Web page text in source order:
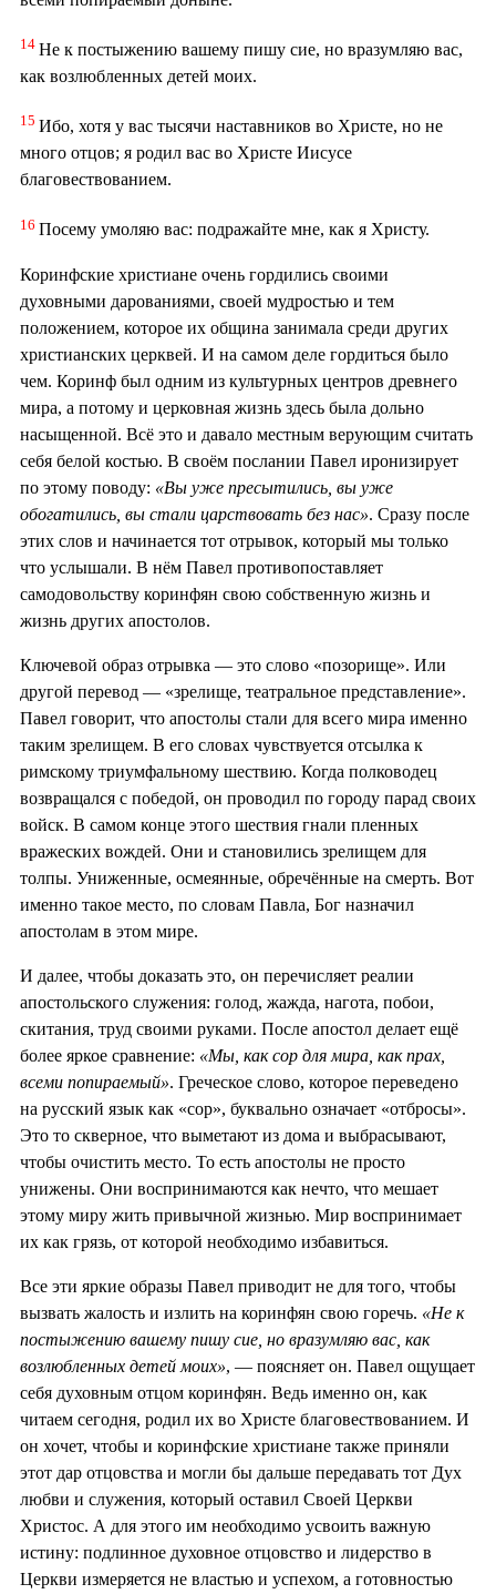
14 Не к постыжению вашему пишу сие, но вразумляю вас,
как возлюбленных детей моих.
15 Ибо, хотя у вас тысячи наставников во Христе, но не
много отцов; я родил вас во Христе Иисусе
благовествованием.
16 Посему умоляю вас: подражайте мне, как я Христу.
Коринфские христиане очень гордились своими
духовными дарованиями, своей мудростью и тем
положением, которое их община занимала среди других
христианских церквей. И на самом деле гордиться было
чем. Коринф был одним из культурных центров древнего
мира, а потому и церковная жизнь здесь была дольно
насыщенной. Всё это и давало местным верующим считать
себя белой костью. В своём послании Павел иронизирует
по этому поводу: «Вы уже пресытились, вы уже
обогатились, вы стали царствовать без нас». Сразу после
этих слов и начинается тот отрывок, который мы только
что услышали. В нём Павел противопоставляет
самодовольству коринфян свою собственную жизнь и
жизнь других апостолов.
Ключевой образ отрывка — это слово «позорище». Или
другой перевод — «зрелище, театральное представление».
Павел говорит, что апостолы стали для всего мира именно
таким зрелищем. В его словах чувствуется отсылка к
римскому триумфальному шествию. Когда полководец
возвращался с победой, он проводил по городу парад своих
войск. В самом конце этого шествия гнали пленных
вражеских вождей. Они и становились зрелищем для
толпы. Униженные, осмеянные, обречённые на смерть. Вот
именно такое место, по словам Павла, Бог назначил
апостолам в этом мире.
И далее, чтобы доказать это, он перечисляет реалии
апостольского служения: голод, жажда, нагота, побои,
скитания, труд своими руками. После апостол делает ещё
более яркое сравнение: «Мы, как сор для мира, как прах,
всеми попираемый». Греческое слово, которое переведено
на русский язык как «сор», буквально означает «отбросы».
Это то скверное, что выметают из дома и выбрасывают,
чтобы очистить место. То есть апостолы не просто
унижены. Они воспринимаются как нечто, что мешает
этому миру жить привычной жизнью. Мир воспринимает
их как грязь, от которой необходимо избавиться.
Все эти яркие образы Павел приводит не для того, чтобы
вызвать жалость и излить на коринфян свою горечь. «Не к
постыжению вашему пишу сие, но вразумляю вас, как
возлюбленных детей моих», — поясняет он. Павел ощущает
себя духовным отцом коринфян. Ведь именно он, как
читаем сегодня, родил их во Христе благовествованием. И
он хочет, чтобы и коринфские христиане также приняли
этот дар отцовства и могли бы дальше передавать тот Дух
любви и служения, который оставил Своей Церкви
Христос. А для этого им необходимо усвоить важную
истину: подлинное духовное отцовство и лидерство в
Церкви измеряется не властью и успехом, а готовностью